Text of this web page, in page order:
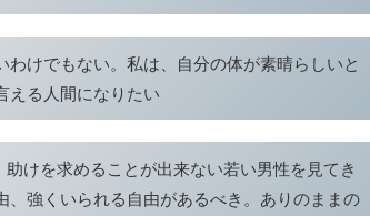
けでもない。私は、自分の体が素晴らしいと
える人間になりたい
けを求めることが出来ない若い男性を見てき
、強くいられる自由があるべき。ありのままの